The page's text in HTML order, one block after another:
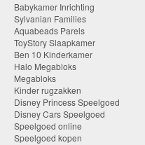
Babykamer Inrichting
Sylvanian Families
Aquabeads Parels
ToyStory Slaapkamer
Ben 10 Kinderkamer
Halo Megabloks
Megabloks
Kinder rugzakken
Disney Princess Speelgoed
Disney Cars Speelgoed
Speelgoed online
Speelgoed kopen